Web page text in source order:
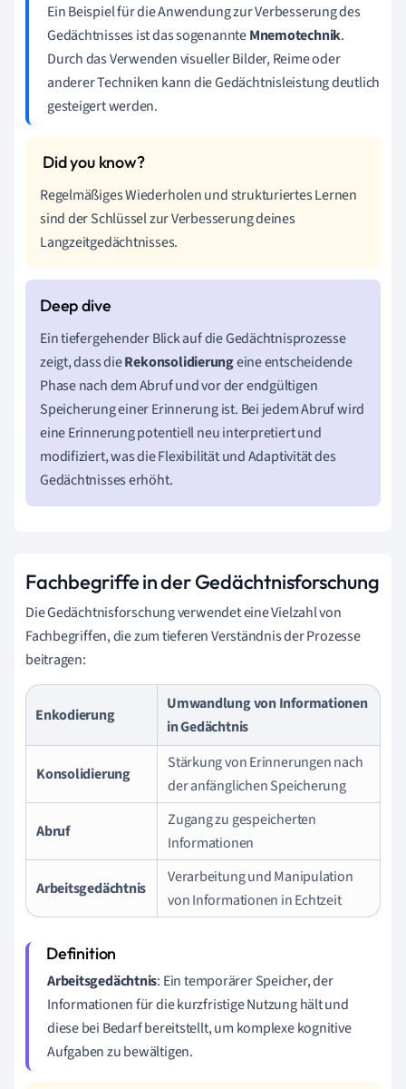
Ein Beispiel für die Anwendung zur Verbesserung des
Gedächtnisses ist das sogenannteMnemotechnik.
Durch das Verwenden visueller Bilder, Reime oder
anderer Techniken kann die Gedächtnisleistung deutlich
gesteigert werden.
Regelmäßiges Wiederholen und strukturiertes Lernen
sind der Schlüssel zur Verbesserung deines
Langzeitgedächtnisses.
Ein tiefergehender Blick auf die Gedächtnisprozesse
zeigt, dass dieRekonsolidierungeine entscheidende
Phase nach dem Abruf und vor der endgültigen
Speicherung einer Erinnerung ist. Bei jedem Abruf wird
eine Erinnerung potentiell neu interpretiert und
modifiziert, was die Flexibilität und Adaptivität des
Gedächtnisses erhöht.
Fachbegriffe in der Gedächtnisforschung
Die Gedächtnisforschung verwendet eine Vielzahl von
Fachbegriffen, die zum tieferen Verständnis der Prozesse
beitragen:
Enkodierung
Umwandlung von Informationen
in Gedächtnis
Konsolidierung
Stärkung von Erinnerungen nach
der anfänglichen Speicherung
Abruf
Zugang zu gespeicherten
Informationen
Arbeitsgedächtnis
Verarbeitung und Manipulation
von Informationen in Echtzeit
Arbeitsgedächtnis: Ein temporärer Speicher, der
Informationen für die kurzfristige Nutzung hält und
diese bei Bedarf bereitstellt, um komplexe kognitive
Aufgaben zu bewältigen.